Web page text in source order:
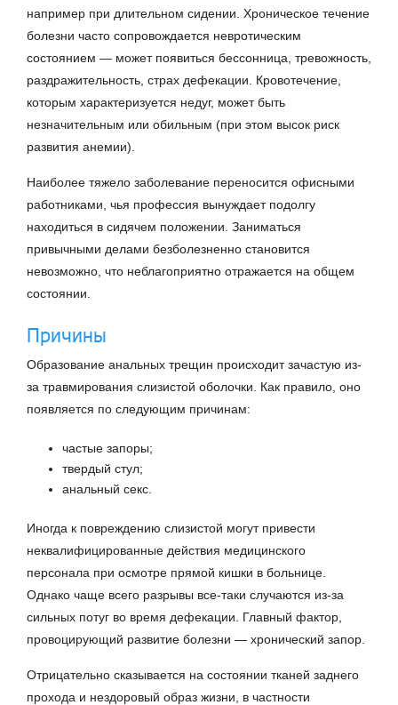
например при длительном сидении. Хроническое течение
болезни часто сопровождается невротическим
состоянием — может появиться бессонница, тревожность,
раздражительность, страх дефекации. Кровотечение,
которым характеризуется недуг, может быть
незначительным или обильным (при этом высок риск
развития анемии).
Наиболее тяжело заболевание переносится офисными
работниками, чья профессия вынуждает подолгу
находиться в сидячем положении. Заниматься
привычными делами безболезненно становится
невозможно, что неблагоприятно отражается на общем
состоянии.
Причины
Образование анальных трещин происходит зачастую из-
за травмирования слизистой оболочки. Как правило, оно
появляется по следующим причинам:
частые запоры;
твердый стул;
анальный секс.
Иногда к повреждению слизистой могут привести
неквалифицированные действия медицинского
персонала при осмотре прямой кишки в больнице.
Однако чаще всего разрывы все-таки случаются из-за
сильных потуг во время дефекации. Главный фактор,
провоцирующий развитие болезни — хронический запор.
Отрицательно сказывается на состоянии тканей заднего
прохода и нездоровый образ жизни, в частности